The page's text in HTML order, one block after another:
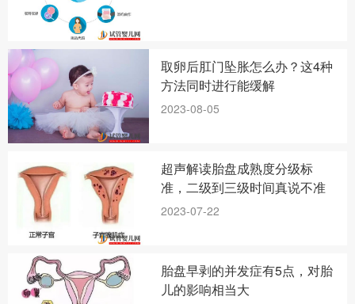
取卵后肛门坠胀怎么办？这4种
方法同时进行能缓解
2023-08-05
超声解读胎盘成熟度分级标
准，二级到三级时间真说不准
2023-07-22
胎盘早剥的并发症有5点，对胎
儿的影响相当大